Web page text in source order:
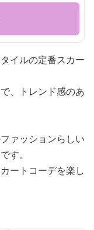
イルの定番スカー
、トレンド感のあ
ァッションらしい
す。
ートコーデを楽し